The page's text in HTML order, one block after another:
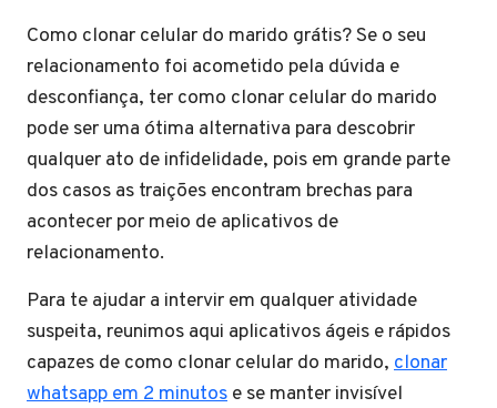
Como clonar celular do marido grátis? Se o seu
relacionamento foi acometido pela dúvida e
desconfiança, ter como clonar celular do marido
pode ser uma ótima alternativa para descobrir
qualquer ato de infidelidade, pois em grande parte
dos casos as traições encontram brechas para
acontecer por meio de aplicativos de
relacionamento.
Para te ajudar a intervir em qualquer atividade
suspeita, reunimos aqui aplicativos ágeis e rápidos
capazes de como clonar celular do marido, clonar
whatsapp em 2 minutos e se manter invisível